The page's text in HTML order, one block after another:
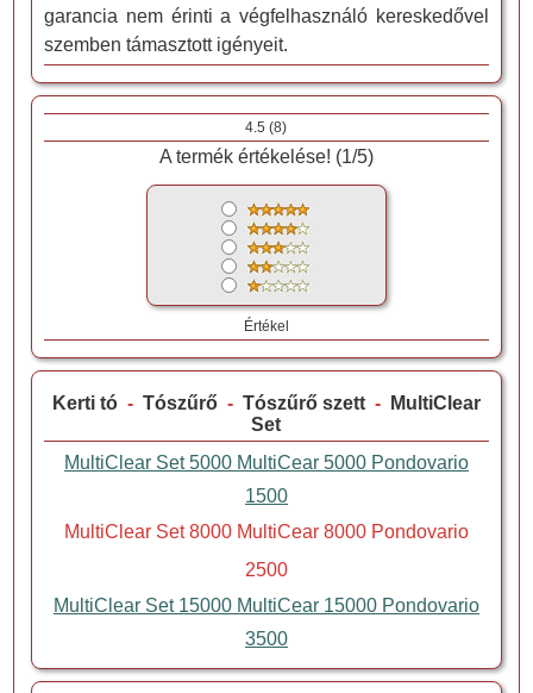
garancia nem érinti a végfelhasználó kereskedővel
szemben támasztott igényeit.
4.5 (8)
A termék értékelése! (1/5)
Értékel
Kerti tó- Tószűrő- Tószűrő szett-
MultiClear
Set
MultiClear Set 5000 MultiCear 5000 Pondovario
1500
MultiClear Set 8000 MultiCear 8000 Pondovario
2500
MultiClear Set 15000 MultiCear 15000 Pondovario
3500